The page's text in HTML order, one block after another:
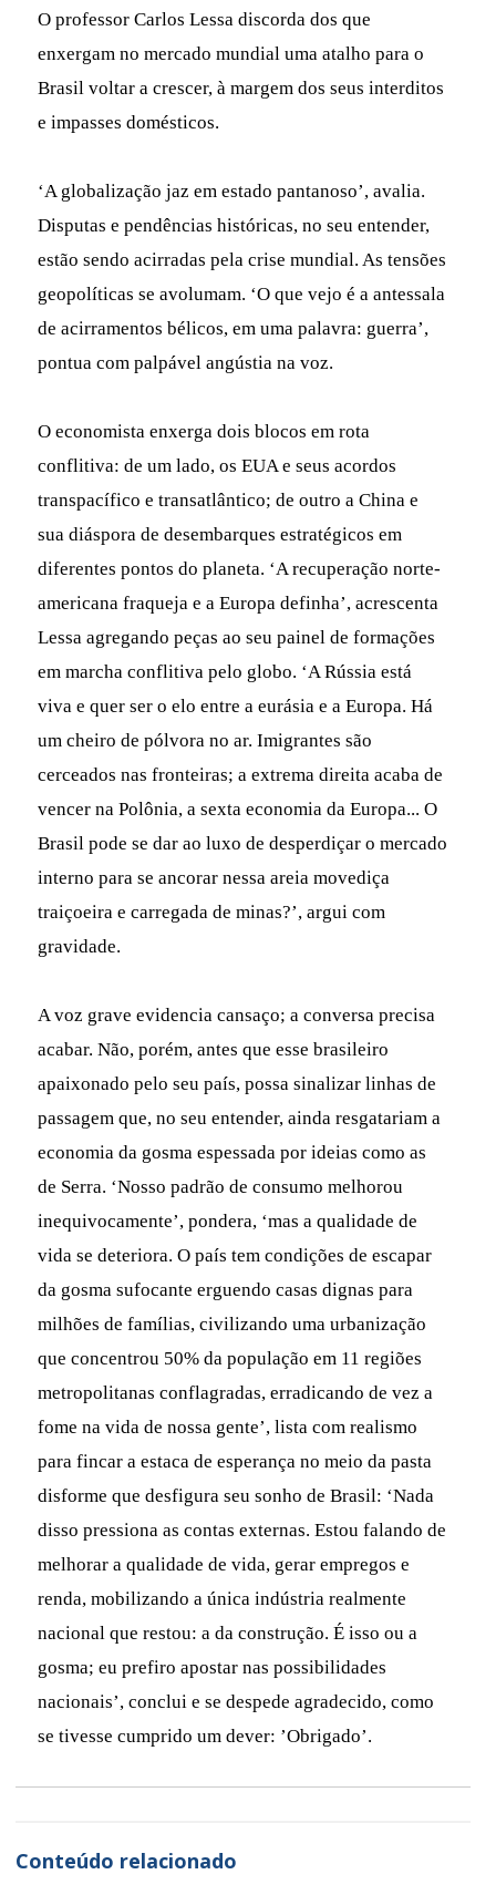
O professor Carlos Lessa discorda dos que
enxergam no mercado mundial uma atalho para o
Brasil voltar a crescer, à margem dos seus interditos
e impasses domésticos.
‘A globalização jaz em estado pantanoso’, avalia.
Disputas e pendências históricas, no seu entender,
estão sendo acirradas pela crise mundial. As tensões
geopolíticas se avolumam. ‘O que vejo é a antessala
de acirramentos bélicos, em uma palavra: guerra’,
pontua com palpável angústia na voz.
O economista enxerga dois blocos em rota
conflitiva: de um lado, os EUA e seus acordos
transpacífico e transatlântico; de outro a China e
sua diáspora de desembarques estratégicos em
diferentes pontos do planeta. ‘A recuperação norte-
americana fraqueja e a Europa definha’, acrescenta
Lessa agregando peças ao seu painel de formações
em marcha conflitiva pelo globo. ‘A Rússia está
viva e quer ser o elo entre a eurásia e a Europa. Há
um cheiro de pólvora no ar. Imigrantes são
cerceados nas fronteiras; a extrema direita acaba de
vencer na Polônia, a sexta economia da Europa... O
Brasil pode se dar ao luxo de desperdiçar o mercado
interno para se ancorar nessa areia movediça
traiçoeira e carregada de minas?’, argui com
gravidade.
A voz grave evidencia cansaço; a conversa precisa
acabar. Não, porém, antes que esse brasileiro
apaixonado pelo seu país, possa sinalizar linhas de
passagem que, no seu entender, ainda resgatariam a
economia da gosma espessada por ideias como as
de Serra. ‘Nosso padrão de consumo melhorou
inequivocamente’, pondera, ‘mas a qualidade de
vida se deteriora. O país tem condições de escapar
da gosma sufocante erguendo casas dignas para
milhões de famílias, civilizando uma urbanização
que concentrou 50% da população em 11 regiões
metropolitanas conflagradas, erradicando de vez a
fome na vida de nossa gente’, lista com realismo
para fincar a estaca de esperança no meio da pasta
disforme que desfigura seu sonho de Brasil: ‘Nada
disso pressiona as contas externas. Estou falando de
melhorar a qualidade de vida, gerar empregos e
renda, mobilizando a única indústria realmente
nacional que restou: a da construção. É isso ou a
gosma; eu prefiro apostar nas possibilidades
nacionais’, conclui e se despede agradecido, como
se tivesse cumprido um dever: ’Obrigado’.
Conteúdo relacionado